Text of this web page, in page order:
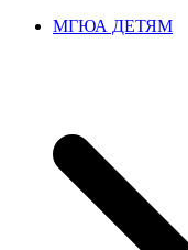
МГЮА ДЕТЯМ